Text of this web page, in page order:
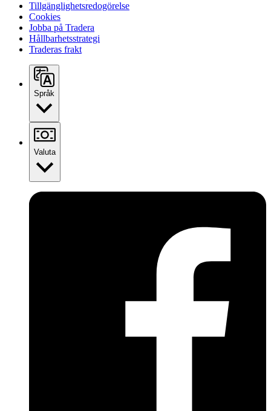
Tillgänglighetsredogörelse
Cookies
Jobba på Tradera
Hållbarhetsstrategi
Traderas frakt
Språk
Valuta